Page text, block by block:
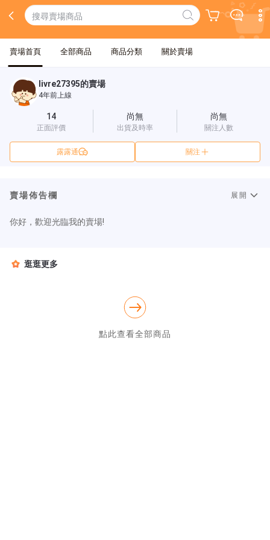
賣場首頁 全部商品 商品分類 關於賣場
livre27395的賣場
4年前上線
14
正面評價
尚無
出貨及時率
尚無
關注人數
露露通 關注
賣場佈告欄 展開
你好，歡迎光臨我的賣場!
逛逛更多
點此查看全部商品